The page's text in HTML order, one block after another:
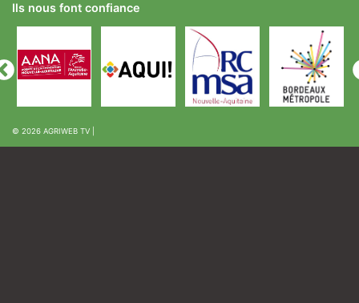
Ils nous font confiance
© 2026 AGRIWEB TV